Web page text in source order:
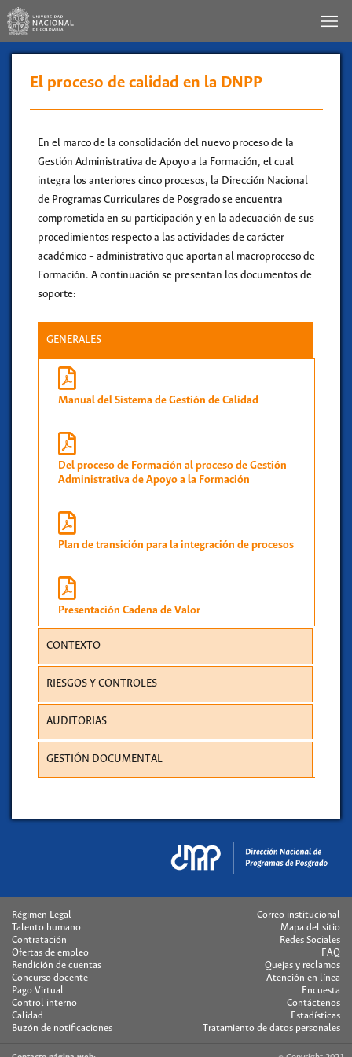
El proceso de calidad en la DNPP
En el marco de la consolidación del nuevo proceso de la
Gestión Administrativa de Apoyo a la Formación, el cual
integra los anteriores cinco procesos, la Dirección Nacional
de Programas Curriculares de Posgrado se encuentra
comprometida en su participación y en la adecuación de sus
procedimientos respecto a las actividades de carácter
académico – administrativo que aportan al macroproceso de
Formación. A continuación se presentan los documentos de
soporte:
GENERALES
Manual del Sistema de Gestión de Calidad
Del proceso de Formación al proceso de Gestión
Administrativa de Apoyo a la Formación
Plan de transición para la integración de procesos
Presentación Cadena de Valor
CONTEXTO
RIESGOS Y CONTROLES
AUDITORIAS
GESTIÓN DOCUMENTAL
Régimen Legal
Talento humano
Contratación
Ofertas de empleo
Rendición de cuentas
Concurso docente
Pago Virtual
Control interno
Calidad
Buzón de notificaciones
Correo institucional
Mapa del sitio
Redes Sociales
FAQ
Quejas y reclamos
Atención en línea
Encuesta
Contáctenos
Estadísticas
Tratamiento de datos personales